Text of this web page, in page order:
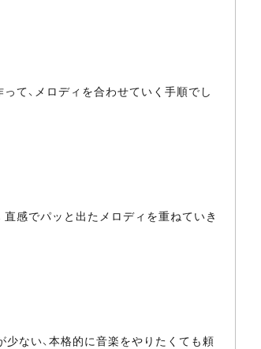
て、メロディを合わせていく手順でし
感でパッと出たメロディを重ねていき
ない、本格的に音楽をやりたくても頼